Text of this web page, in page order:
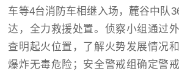
车等4台消防车相继入场，麓谷中队
达，全力救援处置。侦察小组通过
查明起火位置，了解火势发展情况
爆炸无毒危险；安全警戒组确定警